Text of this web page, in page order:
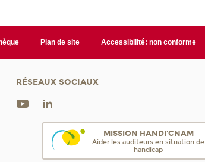
Plan de site Accessibilité: non conforme
RÉSEAUX SOCIAUX
MISSION HANDI'CNAM
Aider les auditeurs en situation de
handicap